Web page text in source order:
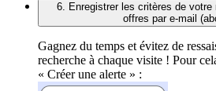
6. Enregistrer les critères de votre
offres par e-mail
Gagnez du temps et évitez de
recherche à chaque visite ! Pour
« Créer une alerte » :